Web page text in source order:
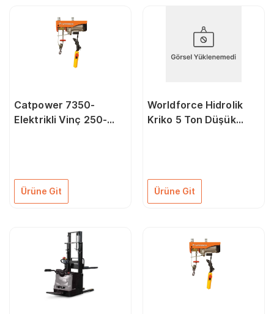
Catpower 7350-
Elektrikli Vinç 250-
Ürüne Git
Worldforce Hidrolik
Kriko 5 Ton Düşük
Ürüne Git